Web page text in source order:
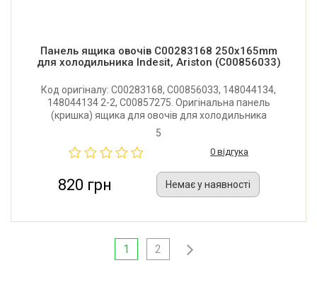
Панель ящика овочів C00283168 250x165mm
для холодильника Indesit, Ariston (C00856033)
Код оригіналу: C00283168, C00856033, 148044134,
148044134 2-2, C00857275. Оригінальна панель
(кришка) ящика для овочів для холодильника
Indesit, Ariston. Розмір: 250x165 мм. Виробник: Італія.
5
0 відгука
820 грн Немає у наявності
1 2